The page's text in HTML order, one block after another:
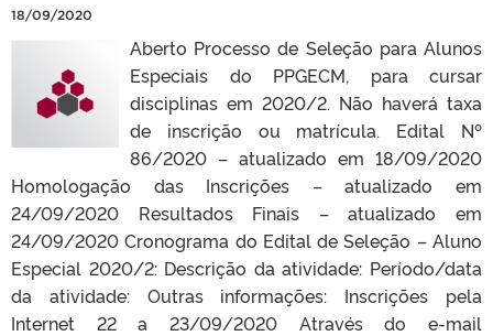
18/09/2020
Aberto Processo de Seleção para Alunos
Especiais do PPGECM, para cursar
disciplinas em 2020/2. Não haverá taxa
de inscrição ou matrícula. Edital Nº
86/2020 – atualizado em 18/09/2020
Homologação das Inscrições – atualizado em
24/09/2020 Resultados Finais – atualizado em
24/09/2020 Cronograma do Edital de Seleção – Aluno
Especial 2020/2: Descrição da atividade: Período/data
da atividade: Outras informações: Inscrições pela
Internet 22 a 23/09/2020 Através do e-mail